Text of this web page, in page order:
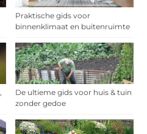
Praktische gids voor
binnenklimaat en buitenruimte
De ultieme gids voor huis & tuin
zonder gedoe